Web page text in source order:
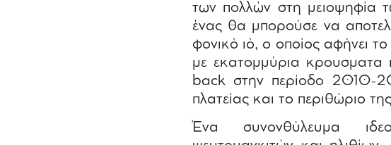
των πολλών στη μειοψηφία
ένας θα μπορούσε να
φονικό ιό, ο οποίος αφήνει
με εκατομμύρια κρουσματα
back στην περίοδο 2010-
πλατείας και το περιθώριο
Ένα συνονθύλευμα